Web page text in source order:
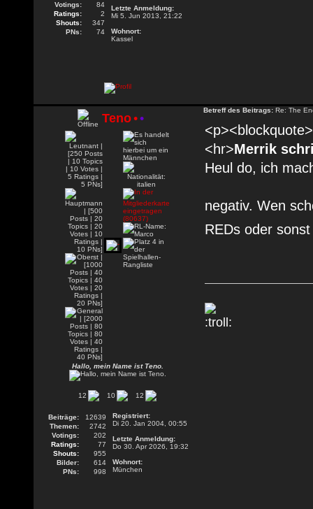
Votings:
84
Ratings:
2
Shouts:
347
PNs:
74
Letzte Anmeldung:
Mi 5. Jun 2013, 21:22
Wohnort:
Kassel
Teno••
Hallo, mein Name ist Teno.
12 10 12
Beiträge:
12639
Themen:
2742
Votings:
202
Ratings:
77
Shouts:
955
Bilder:
614
PNs:
998
Registriert:
Di 20. Jan 2004, 00:55
Letzte Anmeldung:
Do 30. Apr 2026, 19:32
Wohnort:
München
Betreff des Beitrags: Re: The
<hr>Merrik
Heul do, ich
negativ. Wen
REDs oder